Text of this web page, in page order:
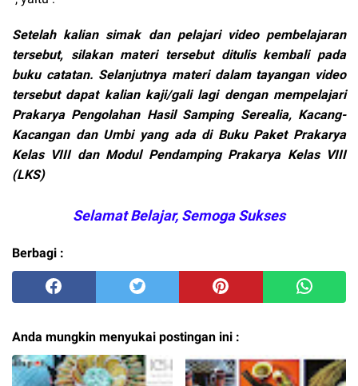
Setelah kalian simak dan pelajari video pembelajaran
tersebut, silakan materi tersebut ditulis kembali pada
buku catatan. Selanjutnya materi dalam tayangan video
tersebut dapat kalian kaji/gali lagi dengan mempelajari
Prakarya Pengolahan Hasil Samping Serealia, Kacang-
Kacangan dan Umbi yang ada di Buku Paket Prakarya
Kelas VIII dan Modul Pendamping Prakarya Kelas VIII
(LKS)
Selamat Belajar, Semoga Sukses
Berbagi :
Anda mungkin menyukai postingan ini :